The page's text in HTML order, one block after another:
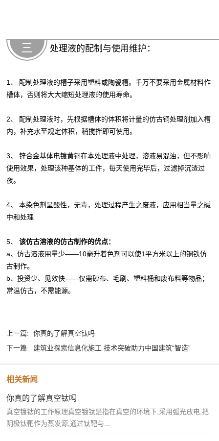
三 处理液的配制与使用维护：
1、 配制处理液的槽子采用塑料或陶瓷槽。千万不要采用金属材料作
槽体，否则将大大缩短处理液的使用寿命。
2、 配制处理液时，先根据槽体的体积将计量的仿古铜处理剂加入槽
内，补充水至规定体积，稍搅拌即可使用。
3、 锌合金基体电镀黄铜在本处理液中处理，溶液易混浊，但不影响
使用效果，处理该种基体的工件，每天使用完毕后，过滤掉沉渣过
夜。
4、 本染色剂呈酸性，无毒，处理过程产生之废液，应用相当量之碱
中和处理
5、该仿古溶液的仿古制作的优点：
a、仿古溶液用量少——10毫升着色剂可以使1平方米以上的铜铁仿
古制作。
b、投资少、见效快——仅需砂布、毛刷、塑料桶和废布料等物品；
常温仿古，不需能源。
上一篇:
你真的了解真空钛吗
下一篇:
建筑业探索信息化施工 技术突破助力中国建筑“智造”
相关新闻
你真的了解真空钛吗
真空镀钛的工作原理真空镀钛是指在真空的环境下,采用弧光放电,把
阴极钛靶作为蒸发源,通过钛靶与...